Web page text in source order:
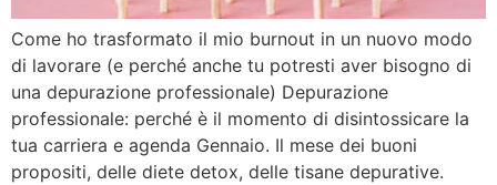
Come ho trasformato il mio burnout in un nuovo modo
di lavorare (e perché anche tu potresti aver bisogno di
una depurazione professionale) Depurazione
professionale: perché è il momento di disintossicare la
tua carriera e agenda Gennaio. Il mese dei buoni
propositi, delle diete detox, delle tisane depurative.